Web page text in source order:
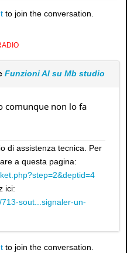
to join the conversation.
Funzioni AI su Mb studio
comunque non lo fa
di assistenza tecnica. Per
a questa pagina:
ici:
sout...signaler-un-
to join the conversation.